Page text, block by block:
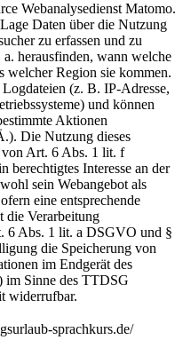
Webanalysedienst Matomo.
Daten über die Nutzung
zu erfassen und zu
herausfinden, wann welche
welcher Region sie kommen.
(z. B. IP-Adresse,
und können
Aktionen
Die Nutzung dieses
Art. 6 Abs. 1 lit. f
berechtigtes Interesse an der
sein Webangebot als
eine entsprechende
Verarbeitung
6 Abs. 1 lit. a DSGVO und §
die Speicherung von
im Endgerät des
im Sinne des TTDSG
widerrufbar.
sprachkurs.de/